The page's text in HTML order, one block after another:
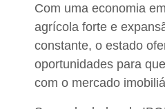
Com uma economia
agrícola forte e
constante, o estado
oportunidades para
com o mercado